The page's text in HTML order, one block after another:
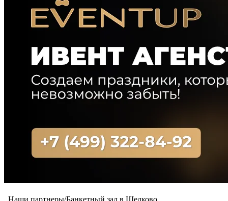
Наши партнеры/Банкетный зал в Щелково